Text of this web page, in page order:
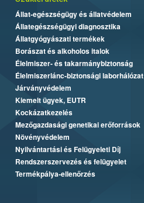
Állat-egészségügy és állatvédelem
Állategészségügyi diagnosztika
Állatgyógyászati termékek
Borászat és alkoholos italok
Élelmiszer- és takarmánybiztonság
Élelmiszerlánc-biztonsági laborhálózat
Járványvédelem
Kiemelt ügyek, EUTR
Kockázatkezelés
Mezőgazdasági genetikai erőforrások
Növényvédelem
Nyilvántartási és Felügyeleti Díj
Rendszerszervezés és felügyelet
Termékpálya-ellenőrzés